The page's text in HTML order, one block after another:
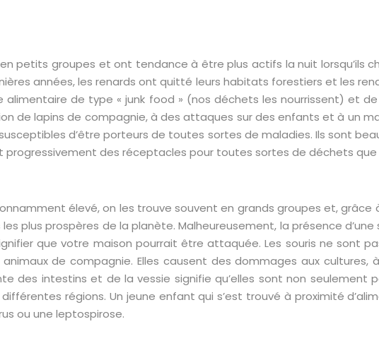
petits groupes et ont tendance à être plus actifs la nuit lorsqu’ils
années, les renards ont quitté leurs habitats forestiers et les
de type « junk food » (nos déchets les nourrissent) et
de lapins de compagnie, à des attaques sur des enfants et à un
d’être porteurs de toutes sortes de maladies. Ils sont
progressivement des réceptacles pour toutes sortes de déchets
élevé, on les trouve souvent en grands groupes et, grâce
plus prospères de la planète. Malheureusement, la présence
que votre maison pourrait être attaquée. Les souris ne sont
de compagnie. Elles causent des dommages aux
des intestins et de la vessie signifie qu’elles sont non seulement
régions. Un jeune enfant qui s’est trouvé à proximité
ou une leptospirose.